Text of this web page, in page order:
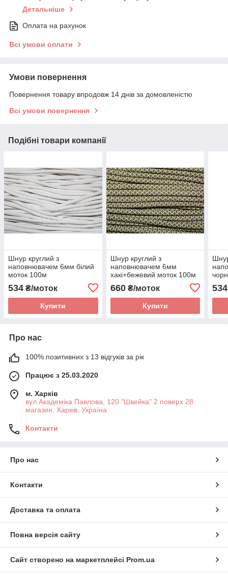
Детальніше
Оплата на рахунок
Всі умови оплати
Умови повернення
Повернення товару впродовж 14 днів за домовленістю
Всі умови повернення
Подібні товари компанії
Шнур круглий з
наповнювачем 6мм білий
моток 100м
534 ₴/моток
Купити
Шнур круглий з
наповнювачем 6мм
хакі+бежевий моток 100м
660₴/моток
Купити
534
Про нас
100% позитивних з 13 відгуків за рік
Працює з 25.03.2020
м. Харків
вул.Академіка Павлова, 120 "Швейка" 2 поверх 28
магазин, Харків, Україна
Контакти
Про нас
Контакти
Доставка та оплата
Повна версія сайту
Сайт створено на маркетплейсі Prom.ua